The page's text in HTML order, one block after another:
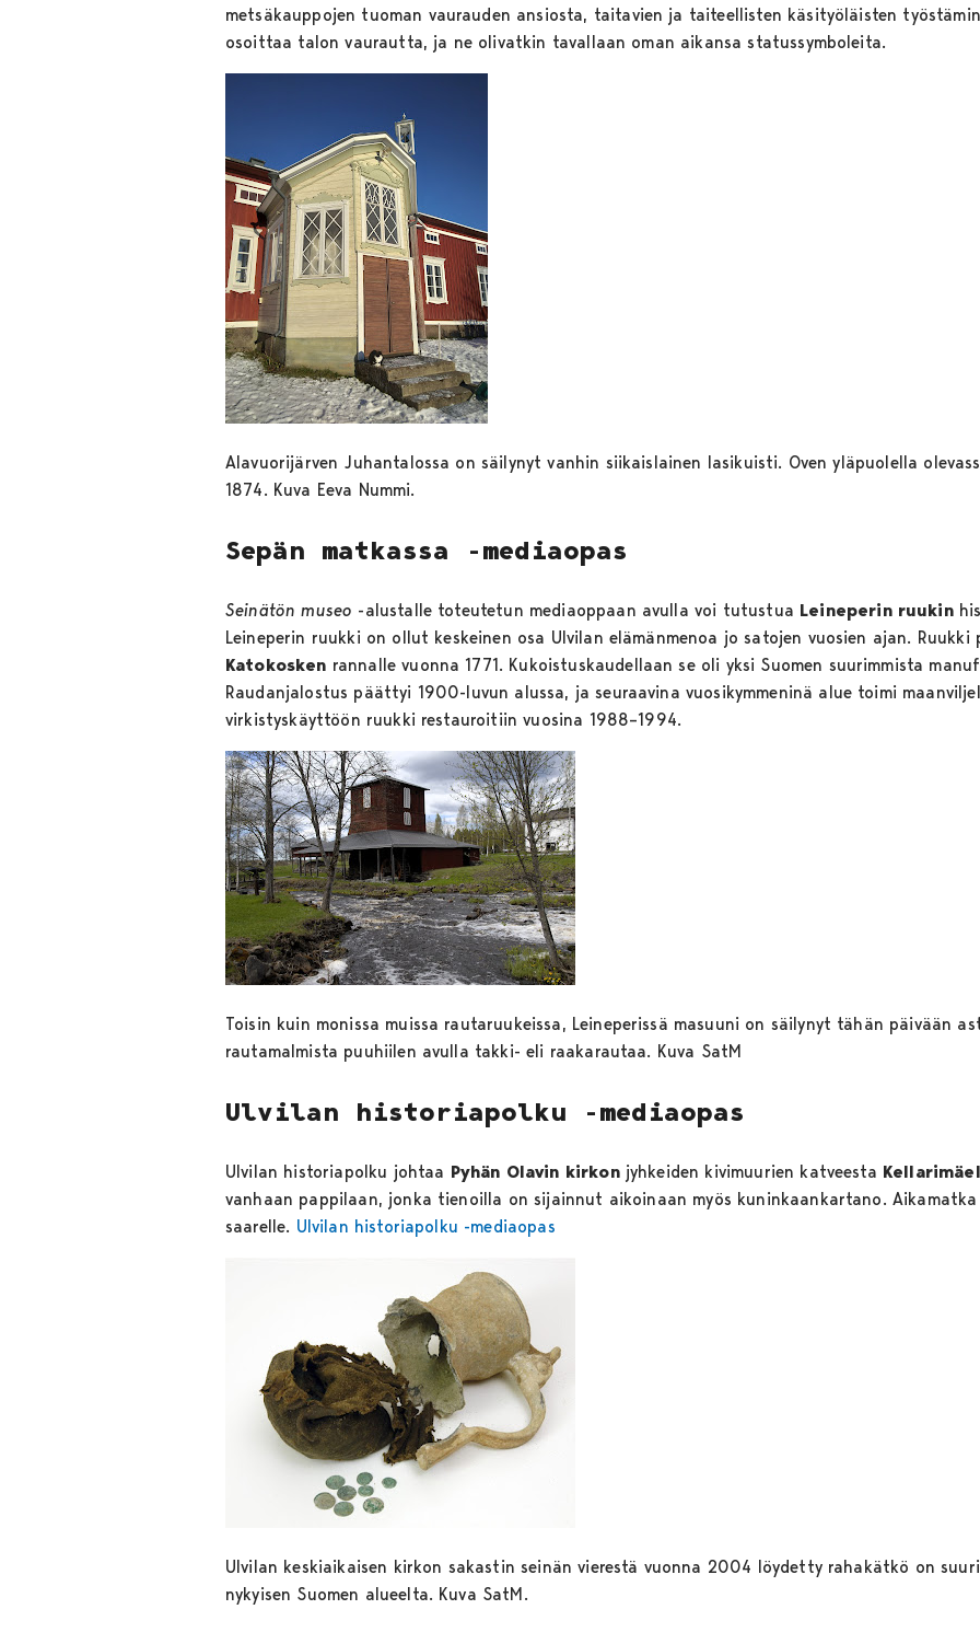
metsäkauppojen tuoman vaurauden ansiosta, taitavien ja taiteellisten käsityöläisten
osoittaa talon vaurautta, ja ne olivatkin tavallaan oman aikansa statussymboleita.
Alavuorijärven Juhantalossa on säilynyt vanhin siikaislainen lasikuisti. Oven yläpuolella
1874. Kuva Eeva Nummi.
Sepän matkassa -mediaopas
Seinätön museo -alustalle toteutetun mediaoppaan avulla voi tutustua Leineperin ruukin
Leineperin ruukki on ollut keskeinen osa Ulvilan elämänmenoa jo satojen vuosien ajan.
Katokosken rannalle vuonna 1771. Kukoistuskaudellaan se oli yksi Suomen suurimmista
Raudanjalostus päättyi 1900-luvun alussa, ja seuraavina vuosikymmeninä alue toimi
virkistyskäyttöön ruukki restauroitiin vuosina 1988–1994.
Toisin kuin monissa muissa rautaruukeissa, Leineperissä masuuni on säilynyt tähän päivään
rautamalmista puuhiilen avulla takki- eli raakarautaa. Kuva SatM
Ulvilan historiapolku -mediaopas
Ulvilan historiapolku johtaa Pyhän Olavin kirkonjyhkeiden kivimuurien katveesta
vanhaan pappilaan, jonka tienoilla on sijainnut aikoinaan myös kuninkaankartano.
saarelle. Ulvilan historiapolku -mediaopas
Ulvilan keskiaikaisen kirkon sakastin seinän vierestä vuonna 2004 löydetty rahakätkö on
nykyisen Suomen alueelta. Kuva SatM.